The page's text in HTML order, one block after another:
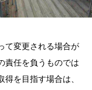
て変更される場合が
責任を負うものでは
を目指す場合は、